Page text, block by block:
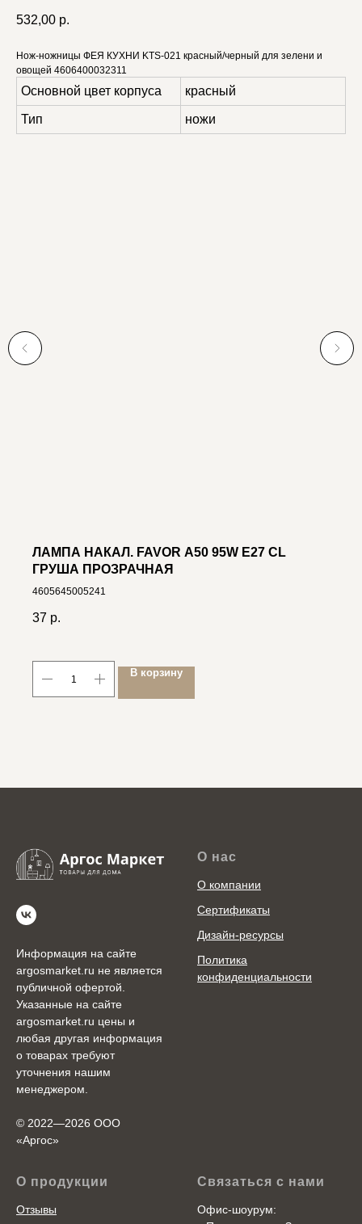
532,00 р.
Нож-ножницы ФЕЯ КУХНИ KTS-021 красный/черный для зелени и
овощей 4606400032311
Основной цвет корпуса красный
Тип ножи
ЛАМПА НАКАЛ. FAVOR A50 95W E27 CL
ГРУША ПРОЗРАЧНАЯ
4605645005241
37 р.
В корзину
Информация на сайте
argosmarket.ru не является
публичной офертой.
Указанные на сайте
argosmarket.ru цены и
любая другая информация
о товарах требуют
уточнения нашим
менеджером.
© 2022—2026 ООО
«Аргоc»
О нас
О компании
Сертификаты
Дизайн-ресурсы
Политика
конфиденциальности
О продукции
Отзывы
Связаться с нами
Офис-шоурум: